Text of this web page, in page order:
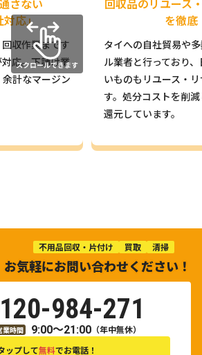
対応」
収作業まです
応。下請け業
計なマージン
を徹底
タイへの自社貿易や
ル業者と行っており
いものもリユース・
す。処分コストを削
還元しています。
不用品回収・片付け 買取 清掃
お気軽にお問い合わせください！
984-271
業時間 9:00～21:00 （年中無休）
ップして無料でお電話！